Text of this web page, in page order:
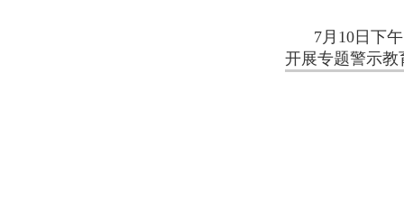
7月10日下
开展专题警示